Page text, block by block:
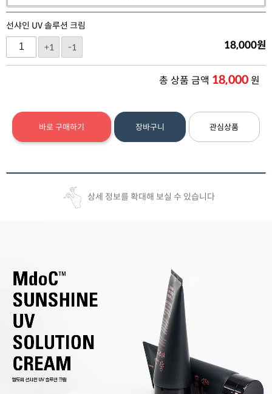
선샤인 UV 솔루션 크림
+1
-1 18,000원
총 상품 금액 18,000원
바로 구매하기 장바구니 관심상품
상세 정보를 확대해 보실 수 있습니다